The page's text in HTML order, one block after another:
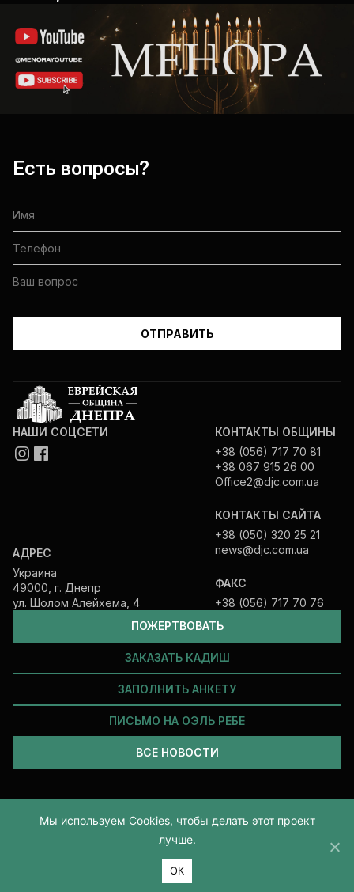
Есть вопросы?
ПОЖЕРТВОВАТЬ
ЗАКАЗАТЬ КАДИШ
ЗАПОЛНИТЬ АНКЕТУ
ПИСЬМО НА ОЭЛЬ РЕБЕ
ВСЕ НОВОСТИ
НАШИ СОЦСЕТИ
АДРЕС
Украина
49000, г. Днепр
ул. Шолом Алейхема, 4
КОНТАКТЫ ОБЩИНЫ
+38 (056) 717 70 81
+38 067 915 26 00
Office2@djc.com.ua
КОНТАКТЫ САЙТА
+38 (050) 320 25 21
news@djc.com.ua
ФАКС
+38 (056) 717 70 76
Все права защищены и принадлежат Еврейской общине Днепра.
2026
Мы используем Cookies, чтобы делать этот проект
лучше.
ОК